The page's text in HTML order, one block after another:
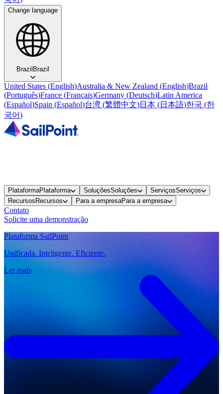
Change language
BrazilBrazil
United States (English)Australia & New Zealand (English)Brazil
(Português)France (Français)Germany (Deutsch)Latin America
(Español)Spain (Español)台湾 (繁體中文)日本 (日本語)한국 (한
국어)
PlataformaPlataforma SoluçõesSoluções ServiçosServiços
Recursos Recursos Para a empresaPara a empresa
Contato
Solicite uma demonstração
Plataforma SailPoint
Unificada. Inteligente. Eficiente.
Ler mais